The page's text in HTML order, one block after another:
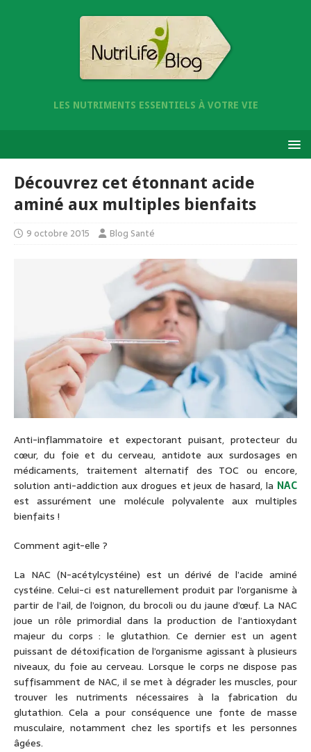
LES NUTRIMENTS ESSENTIELS À VOTRE VIE
Découvrez cet étonnant acide
aminé aux multiples bienfaits
9 octobre 2015 Blog Santé
Anti-inflammatoire et expectorant puisant, protecteur du
cœur, du foie et du cerveau, antidote aux surdosages en
médicaments, traitement alternatif des TOC ou encore,
solution anti-addiction aux drogues et jeux de hasard, la NAC
est assurément une molécule polyvalente aux multiples
bienfaits !
Comment agit-elle ?
La NAC (N-acétylcystéine) est un dérivé de l’acide aminé
cystéine. Celui-ci est naturellement produit par l’organisme à
partir de l’ail, de l’oignon, du brocoli ou du jaune d’œuf. La NAC
joue un rôle primordial dans la production de l’antioxydant
majeur du corps : le glutathion. Ce dernier est un agent
puissant de détoxification de l’organisme agissant à plusieurs
niveaux, du foie au cerveau. Lorsque le corps ne dispose pas
suffisamment de NAC, il se met à dégrader les muscles, pour
trouver les nutriments nécessaires à la fabrication du
glutathion. Cela a pour conséquence une fonte de masse
musculaire, notamment chez les sportifs et les personnes
âgées.